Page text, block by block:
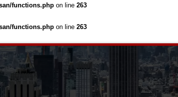
functions.php on line 263
functions.php on line 263